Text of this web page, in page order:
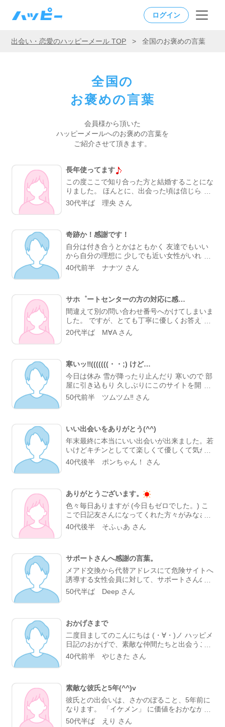
ログイン
出会い・恋愛のハッピーメール TOP > 全国のお褒めの言葉
全国の
お褒めの言葉
会員様から頂いた
ハッピーメールへのお褒めの言葉を
ご紹介させて頂きます。
長年使ってます
この度ここで知り合った方と結婚することにな
りました。 ほんとに、出会った頃は信じられ
ませんでしたが今では幸せです。 いいサイト
には、良い方が多いですね
30代半ば 理央 さん
奇跡か！感謝です！
自分は付き合うとかはともかく 友達でもいい
から自分の理想に 少しでも近い女性がいれば
と、 常々思ってました。 ですが、基本的な理
想が高すぎる ため、例え友達でも絶対存在し
てて、日本語 も少ししゃべれて、車の話が出
来る とか……、最早無理ゲーレベルの 女
性……。 ……居るんですね、世の中には 今極
めて理想に近い女性とメル友 になれました。
ハッピーメールさんありがとう。
40代前半 ナナツ さん
サホ゜ートセンターの方の対応に感…
間違えて別の問い合わせ番号へかけてしまいま
した。 ですが、とても丁寧に優しくお答え頂
き助かりました！ 男性の方で、とても対応の
良いスタッフさんでした。 ありがとうござい
20代半ば M∀A さん
寒いッ‼(((((((・・;) けど…
今日は休み 雪が降ったり止んだり 寒いので 部
屋に引き込もり 久しぶりにこのサイトを開い
て ある女性を発見！ 思い切ってメールをしま
した‼ お相手の方もお休みで 何通かメールの
のサイトの電話機能にお誘いしました‼ 🆗‼の
お返事があり 早速、通話！ 明るく、礼儀正し
い、しっかりした女性でした☺ まだ今日初め
てメールしたばりなのに、めちゃ親近感のもて
る人‼ これからも仲良くしていきたいと思いま
50代前半 ツムツム‼ さん
いい出会いをありがとう(^^)
年末最終に本当にいい出会いが出来ました。若
いけどキチンとしてて楽しくて優しくて気が利
いて良いお付き合いをさせていただいてます。
週1ていうのはちとキツいですけど,まあボチボ
40代後半 ポンちゃん！ さん
ありがとうございます。
色々毎日ありますが (今日もゼロでした。) こ
こで日記友さんになってくれた方々がみなさ
ん、励ましてくれます。
が折れそう いや折れてますが そんな私にもコ
ます
40代後半 そふぃあ さん
サポートさんへ感謝の言葉。
メアド交換から代替アドレスにて危険サイトへ
誘導する女性会員に対して、サポートさんの迅
速な対処に感謝しています。 お忙しい中、適
切なご対応ありがとうございます。
50代半ば Deep さん
おかげさまで
二度目ましてのこんにちは (・∀・)ノ ハッピメ
日記のおかげで、素敵な仲間たちと出会うこと
ができますた これからもたくさんの出会いが
あればと思います(^^)
40代前半 やじきた さん
素敵な彼氏と5年(^^)v
彼氏との出会いは、さかのぼること、5年前に
なります。 「イケメン」 に価値をおかなかっ
たわたしでしたが、彼氏は、イケメンでした。
50代半ば えり さん